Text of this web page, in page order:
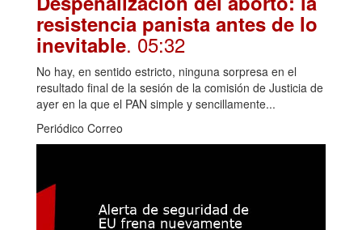
resistencia panista antes de lo
inevitable. 05:32
No hay, en sentido estricto, ninguna sorpresa en el
resultado final de la sesión de la comisión de Justicia de
ayer en la que el PAN simple y sencillamente...
Periódico Correo